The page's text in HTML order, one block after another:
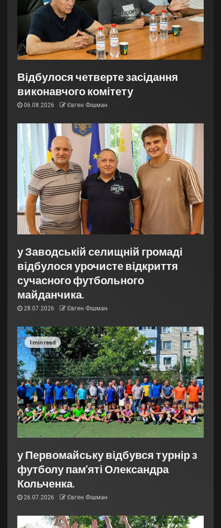
Відбулося четверте засідання
виконавчого комітету
06.08.2026 Євген Фішман
у Заводській селищній громаді
відбулося урочисте відкриття
сучасного футбольного
майданчика.
28.07.2026 Євген Фішман
1 min read
у Первомайську відбувся турнір з
футболу пам’яті Олександра
Кольченка.
26.07.2026 Євген Фішман